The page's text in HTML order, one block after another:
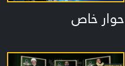
حوار خاص